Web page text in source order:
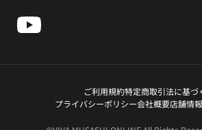
ご利用規約特定商取引法に基づ
プライバシーポリシー会社概要店舗情報